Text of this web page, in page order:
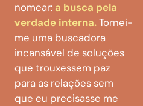
nomear: a busca pela
verdade interna.Tornei-
me uma buscadora
incansável de soluções
que trouxessem paz
para as relações sem
que eu precisasse me